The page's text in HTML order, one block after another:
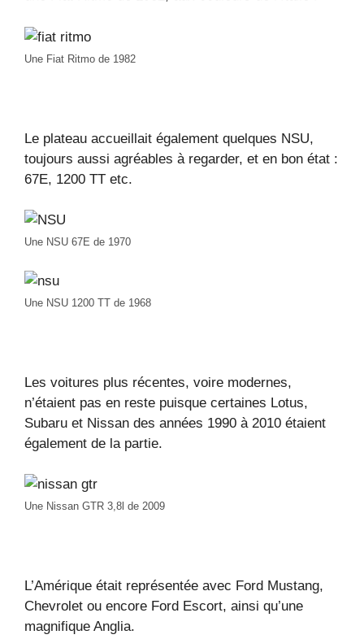
Une Fiat Ritmo de 1982
Le plateau accueillait également quelques NSU,
toujours aussi agréables à regarder, et en bon état :
67E, 1200 TT etc.
Une NSU 67E de 1970
Une NSU 1200 TT de 1968
Les voitures plus récentes, voire modernes,
n’étaient pas en reste puisque certaines Lotus,
Subaru et Nissan des années 1990 à 2010 étaient
également de la partie.
Une Nissan GTR 3,8l de 2009
L’Amérique était représentée avec Ford Mustang,
Chevrolet ou encore Ford Escort, ainsi qu’une
magnifique Anglia.